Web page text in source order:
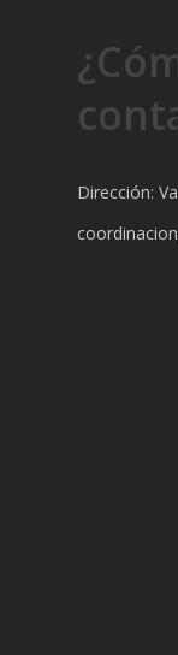
Dirección: